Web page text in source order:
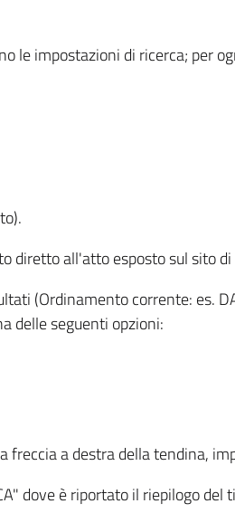
le impostazioni di ricerca; per
diretto all'atto esposto sul sito
(Ordinamento corrente: es.
delle seguenti opzioni:
freccia a destra della tendina,
dove è riportato il riepilogo